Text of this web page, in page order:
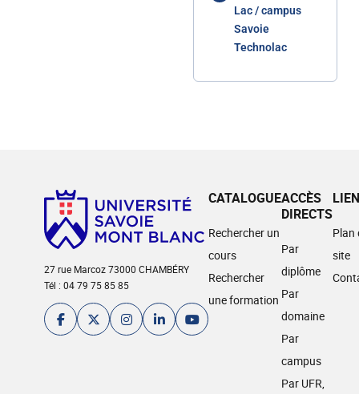
Lac / campus
Savoie
Technolac
27 rue Marcoz 73000 CHAMBÉRY
Tél : 04 79 75 85 85
CATALOGUE
Rechercher un
cours
Rechercher
une formation
ACCÈS
DIRECTS
Par
diplôme
Par
domaine
Par
campus
Par UFR,
Plan
site